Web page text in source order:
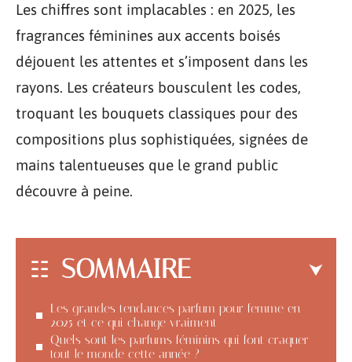
Les chiffres sont implacables : en 2025, les
fragrances féminines aux accents boisés
déjouent les attentes et s’imposent dans les
rayons. Les créateurs bousculent les codes,
troquant les bouquets classiques pour des
compositions plus sophistiquées, signées de
mains talentueuses que le grand public
découvre à peine.
SOMMAIRE
Les grandes tendances parfum pour femme en
2025 et ce qui change vraiment
Quels sont les parfums féminins qui font craquer
tout le monde cette année ?